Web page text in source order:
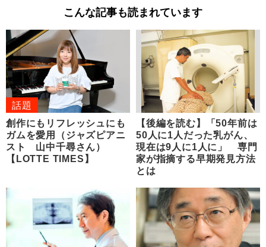
こんな記事も読まれています
話題
創作にもリフレッシュにも
ガムを愛用（ジャズピアニ
スト 山中千尋さん）
【LOTTE TIMES】
【後編を読む】「50年前は
50人に1人だった乳がん、
現在は9人に1人に」 専門
家が指摘する早期発見方法
とは